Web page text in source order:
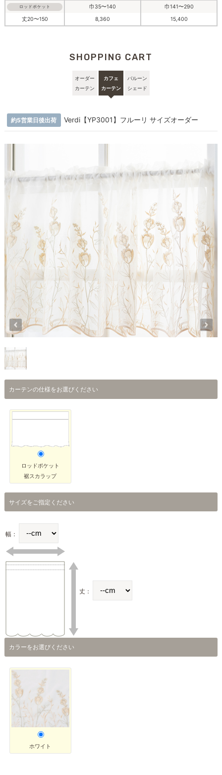
ロッドポケット 巾35〜140
巾141〜290
丈20〜150
8,360 15,400
SHOPPING CART
オーダー
カーテン
カフェ
カーテン
バルーン
シェード
約5営業日後出荷 Verdi【YP3001】フルーリ サイズオーダー
カーテンの仕様をお選びください
ロッドポケット
裾スカラップ
サイズをご指定ください
幅：
丈：
カラーをお選びください
ホワイト